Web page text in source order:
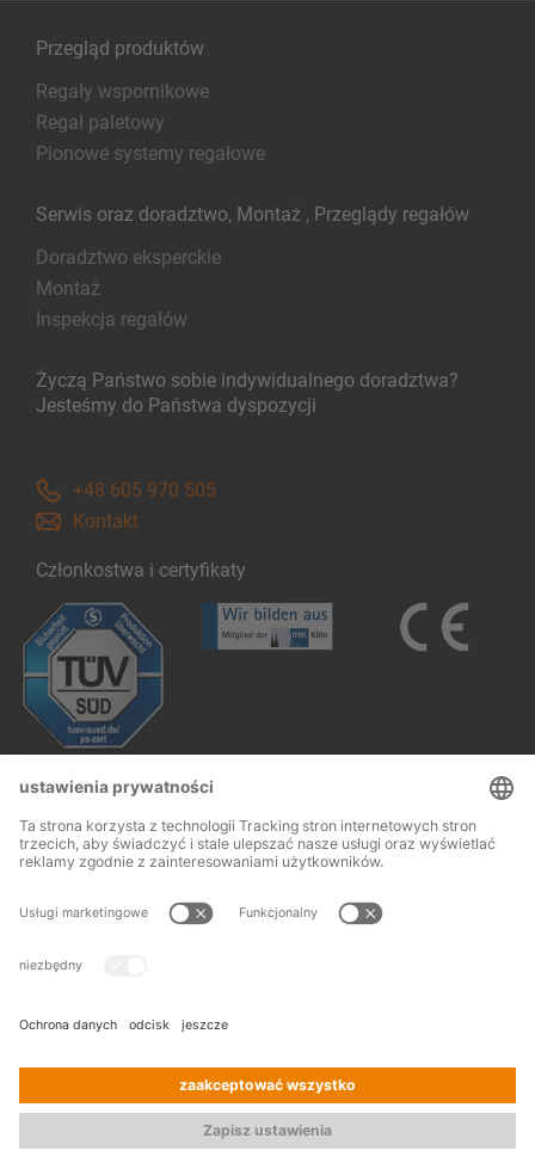
Przegląd produktów
Regały wspornikowe
Regał paletowy
Pionowe systemy regałowe
Serwis oraz doradztwo, Montaż , Przeglądy regałów
Doradztwo eksperckie
Montaż
Inspekcja regałów
Życzą Państwo sobie indywidualnego doradztwa?
Jesteśmy do Państwa dyspozycji
+48 605 970 505
Kontakt
Członkostwa i certyfikaty
Follow us:
Terms and conditions of assembly
Ochrona danych
Kontakt
Prasowe
OHRA